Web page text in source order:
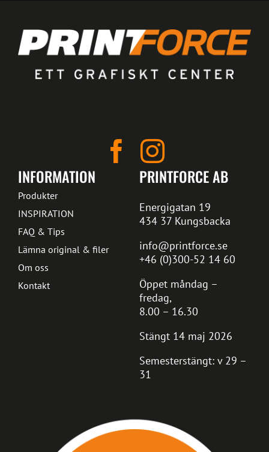
PRINTFORCE AB
Energigatan 19
434 37 Kungsbacka
info@printforce.se
+46 (0)300-52 14 60
Öppet måndag –
fredag,
8.00 – 16.30
Stängt 14 maj 2026
Semesterstängt: v 29 –
31
INFORMATION
Produkter
INSPIRATION
FAQ & Tips
Lämna original & filer
Om oss
Kontakt